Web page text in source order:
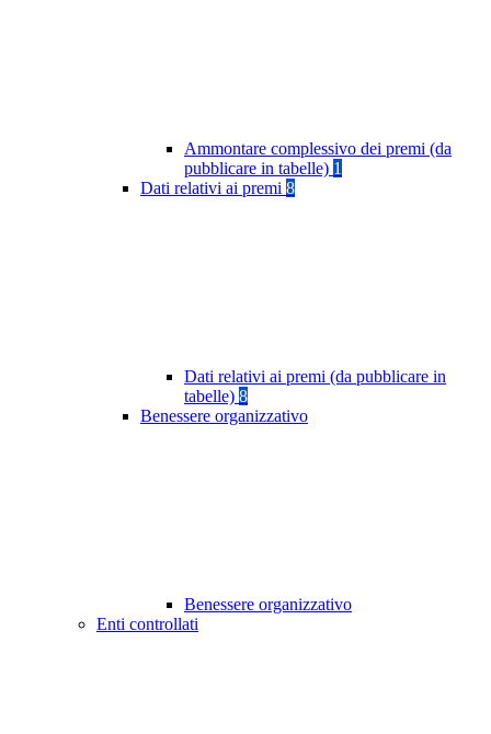
Ammontare complessivo dei premi (da
pubblicare in tabelle) 1
Dati relativi ai premi 8
Dati relativi ai premi (da pubblicare in
tabelle) 8
Benessere organizzativo
Benessere organizzativo
Enti controllati